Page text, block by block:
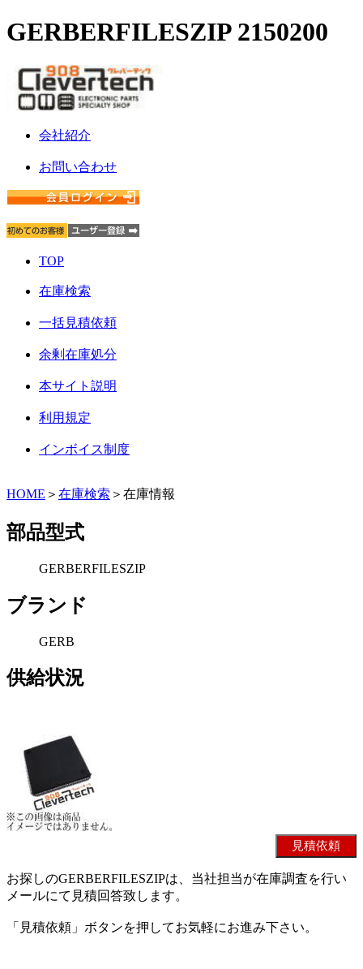
GERBERFILESZIP 2150200
会社紹介
お問い合わせ
TOP
在庫検索
一括見積依頼
余剰在庫処分
本サイト説明
利用規定
インボイス制度
HOME ＞ 在庫検索 ＞在庫情報
部品型式
GERBERFILESZIP
ブランド
GERB
供給状況
お探しのGERBERFILESZIPは、当社担当が在庫調査を行い
メールにて見積回答致します。
「見積依頼」ボタンを押してお気軽にお進み下さい。